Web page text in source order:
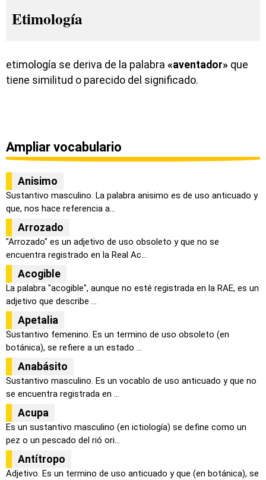
Etimología
etimología se deriva de la palabra «aventador» que
tiene similitud o parecido del significado.
Ampliar vocabulario
Anisimo
Sustantivo masculino. La palabra anisimo es de uso anticuado y
que, nos hace referencia a...
Arrozado
"Arrozado" es un adjetivo de uso obsoleto y que no se
encuentra registrado en la Real Ac...
Acogible
La palabra "acogible", aunque no esté registrada en la RAE, es un
adjetivo que describe ...
Apetalia
Sustantivo femenino. Es un termino de uso obsoleto (en
botánica), se refiere a un estado ...
Anabásito
Sustantivo masculino. Es un vocablo de uso anticuado y que no
se encuentra registrada en ...
Acupa
Es un sustantivo masculino (en ictiología) se define como un
pez o un pescado del rió ori...
Antítropo
Adjetivo. Es un termino de uso anticuado y que (en botánica), se